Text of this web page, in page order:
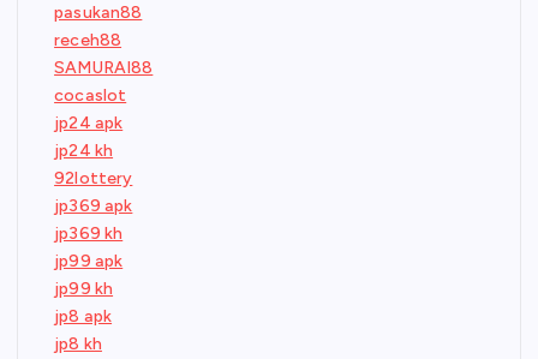
pasukan88
receh88
SAMURAI88
cocaslot
jp24 apk
jp24 kh
92lottery
jp369 apk
jp369 kh
jp99 apk
jp99 kh
jp8 apk
jp8 kh